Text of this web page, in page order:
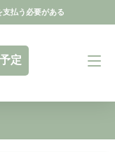
払う必要がある
払う必要がある
予定